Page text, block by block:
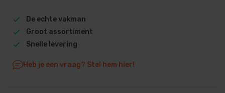
De echte vakman
Groot assortiment
Snelle levering
Heb je een vraag? Stel hem hier!